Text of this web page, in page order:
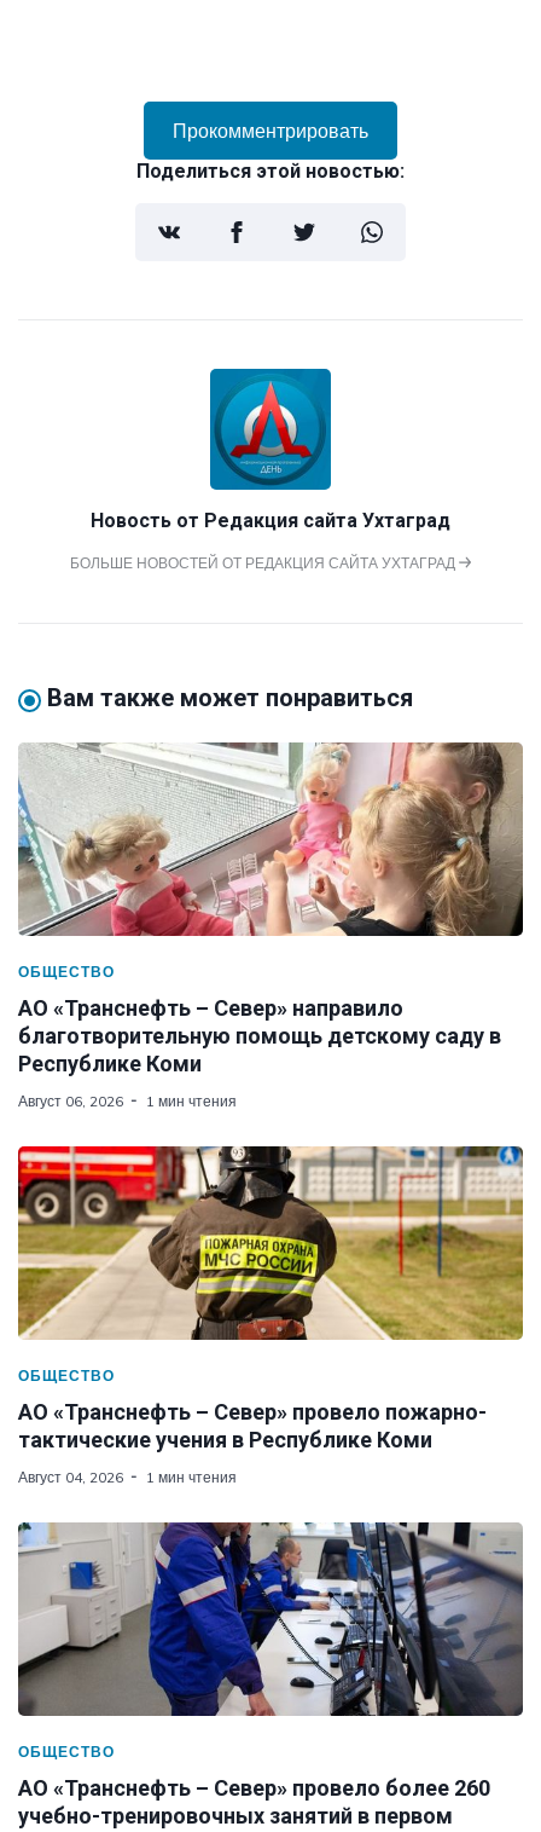
Прокомментрировать
Поделиться этой новостью:
Новость от Редакция сайта Ухтаград
БОЛЬШЕ НОВОСТЕЙ ОТ РЕДАКЦИЯ САЙТА УХТАГРАД
Вам также может понравиться
ОБЩЕСТВО
АО «Транснефть – Север» направило
благотворительную помощь детскому саду в
Республике Коми
Август 06, 2026 1 мин чтения
ОБЩЕСТВО
АО «Транснефть – Север» провело пожарно-
тактические учения в Республике Коми
Август 04, 2026 1 мин чтения
ОБЩЕСТВО
АО «Транснефть – Север» провело более 260
учебно-тренировочных занятий в первом